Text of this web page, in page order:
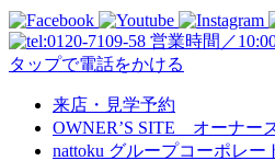
営業時間／
タップで電話をかける
来店・見学予約
OWNER’S SITE オーナー
nattoku グループコーポレー